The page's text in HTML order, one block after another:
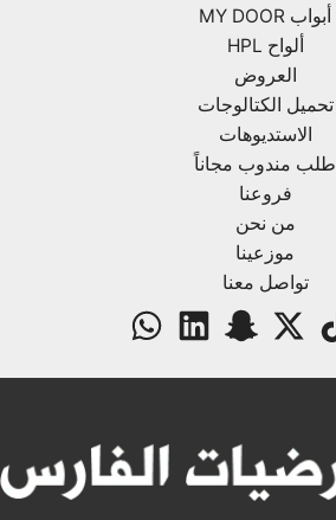
أبواب MY DOOR
ألواح HPL
العروض
تحميل الكتالوجات
الاستديوهات
طلب مندوب مجاناً
فروعنا
من نحن
موزعينا
تواصل معنا